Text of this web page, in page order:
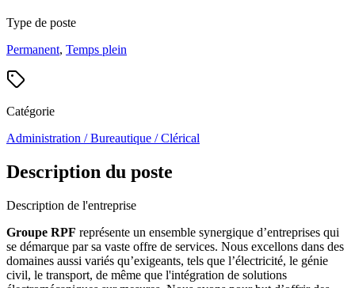
Type de poste
Permanent, Temps plein
Catégorie
Administration / Bureautique / Clérical
Description du poste
Description de l'entreprise
Groupe RPF représente un ensemble synergique d’entreprises qui
se démarque par sa vaste offre de services. Nous excellons dans des
domaines aussi variés qu’exigeants, tels que l’électricité, le génie
civil, le transport, de même que l'intégration de solutions